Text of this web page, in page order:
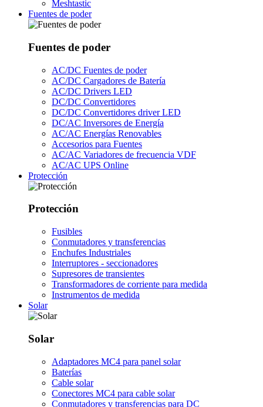
Meshtastic
Fuentes de poder
Fuentes de poder
AC/DC Fuentes de poder
AC/DC Cargadores de Batería
AC/DC Drivers LED
DC/DC Convertidores
DC/DC Convertidores driver LED
DC/AC Inversores de Energía
AC/AC Energías Renovables
Accesorios para Fuentes
AC/AC Variadores de frecuencia VDF
AC/AC UPS Online
Protección
Protección
Fusibles
Conmutadores y transferencias
Enchufes Industriales
Interruptores - seccionadores
Supresores de transientes
Transformadores de corriente para medida
Instrumentos de medida
Solar
Solar
Adaptadores MC4 para panel solar
Baterías
Cable solar
Conectores MC4 para cable solar
Conmutadores y transferencias para DC